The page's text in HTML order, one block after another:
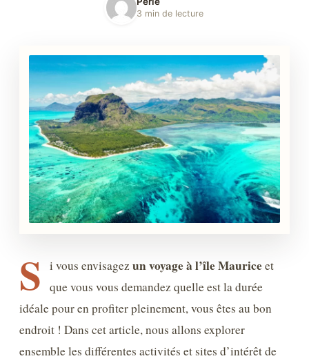
3 min de lecture
S i vous envisagezun voyage à l’île Mauriceet
que vous vous demandez quelle est la durée
idéale pour en profiter pleinement, vous êtes au bon
endroit ! Dans cet article, nous allons explorer
ensemble les différentes activités et sites d’intérêt de